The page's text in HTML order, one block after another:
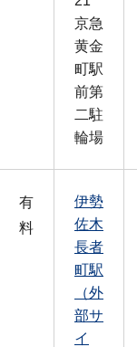
京急
黄金
町駅
前第
二駐
輪場
有
料
伊勢
佐木
長者
町駅
（外
部サ
イ